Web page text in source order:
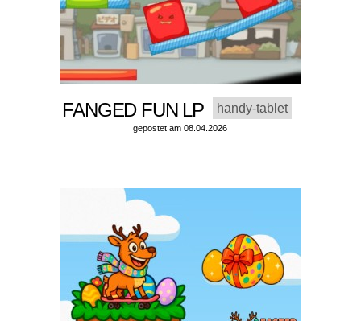
FANGED FUN LP handy-tablet
gepostet am 08.04.2026